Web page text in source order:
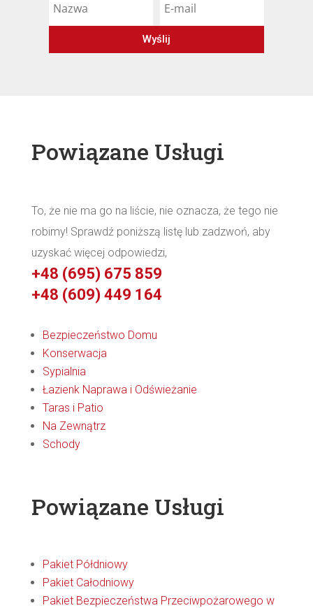
Wyślij
Powiązane Usługi
To, że nie ma go na liście, nie oznacza, że ​​tego nie
robimy! Sprawdź poniższą listę lub zadzwoń, aby
uzyskać więcej odpowiedzi,
+48 (695) 675 859
+48 (609) 449 164
Bezpieczeństwo Domu
Konserwacja
Sypialnia
Łazienk Naprawa i Odświeżanie
Taras i Patio
Na Zewnątrz
Schody
Powiązane Usługi
Pakiet Półdniowy
Pakiet Całodniowy
Pakiet Bezpieczeństwa Przeciwpożarowego w